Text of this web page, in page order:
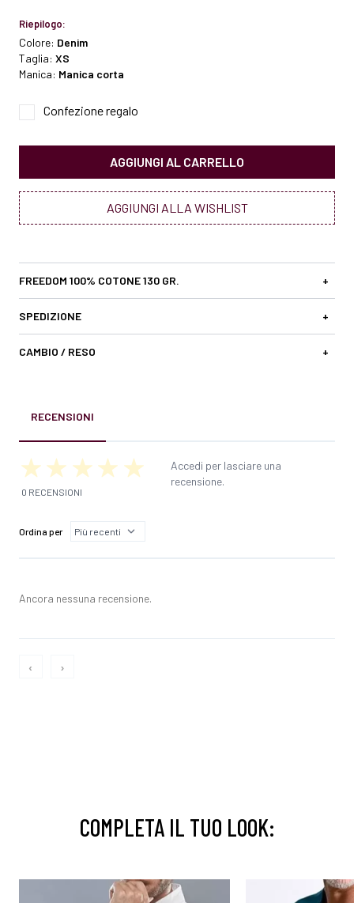
Riepilogo:
Colore: Denim
Taglia: XS
Manica: Manica corta
Confezione regalo
AGGIUNGI AL CARRELLO
AGGIUNGI ALLA WISHLIST
FREEDOM 100% COTONE 130 GR. +
SPEDIZIONE +
CAMBIO / RESO +
RECENSIONI
0 RECENSIONI
Accedi per lasciare una
recensione.
Ordina per
Ancora nessuna recensione.
‹ ›
COMPLETA IL TUO LOOK: